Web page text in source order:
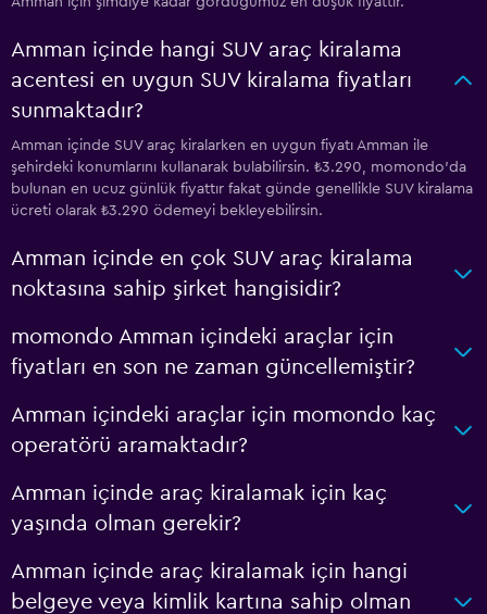
Amman içinde hangi SUV araç kiralama
acentesi en uygun SUV kiralama fiyatları
sunmaktadır?
Amman içinde SUV araç kiralarken en uygun fiyatı Amman ile
şehirdeki konumlarını kullanarak bulabilirsin. ₺3.290, momondo'da
bulunan en ucuz günlük fiyattır fakat günde genellikle SUV kiralama
ücreti olarak ₺3.290 ödemeyi bekleyebilirsin.
Amman içinde en çok SUV araç kiralama
noktasına sahip şirket hangisidir?
momondo Amman içindeki araçlar için
fiyatları en son ne zaman güncellemiştir?
Amman içindeki araçlar için momondo kaç
operatörü aramaktadır?
Amman içinde araç kiralamak için kaç
yaşında olman gerekir?
Amman içinde araç kiralamak için hangi
belgeye veya kimlik kartına sahip olman